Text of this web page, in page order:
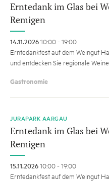
Erntedank im Glas bei
Remigen
14.11.202610:00 - 19:00
Erntedankfest auf dem Weingut
und entdecken Sie regionale Weine.
Gastronomie
JURAPARK AARGAU
Erntedank im Glas bei
Remigen
15.11.202610:00 - 19:00
Erntedankfest auf dem Weingut